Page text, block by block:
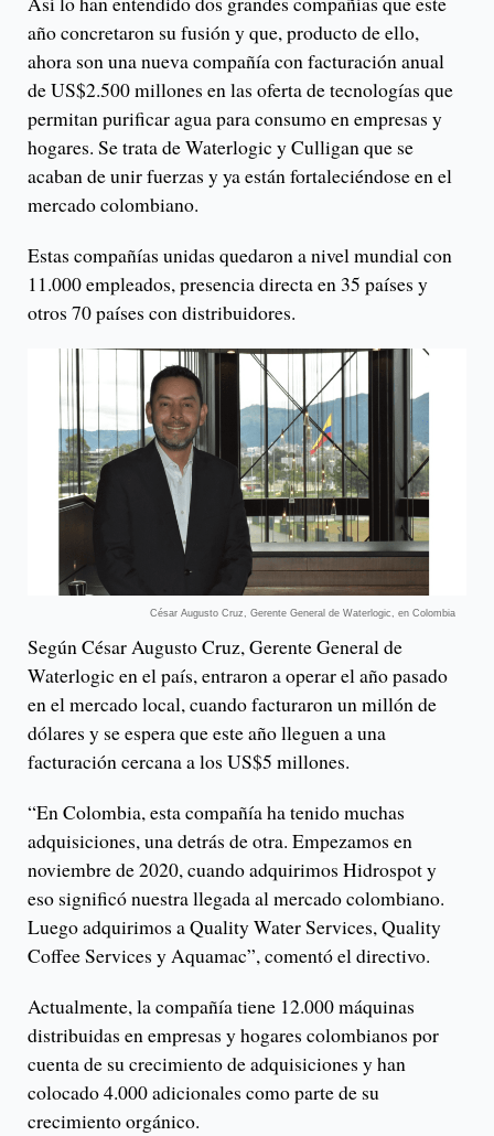
año concretaron su fusión y que, producto de ello,
ahora son una nueva compañía con facturación anual
de US$2.500 millones en las oferta de tecnologías que
permitan purificar agua para consumo en empresas y
hogares. Se trata de Waterlogic y Culligan que se
acaban de unir fuerzas y ya están fortaleciéndose en el
mercado colombiano.
Estas compañías unidas quedaron a nivel mundial con
11.000 empleados, presencia directa en 35 países y
otros 70 países con distribuidores.
César Augusto Cruz, Gerente General de Waterlogic, en Colombia
Según César Augusto Cruz, Gerente General de
Waterlogic en el país, entraron a operar el año pasado
en el mercado local, cuando facturaron un millón de
dólares y se espera que este año lleguen a una
facturación cercana a los US$5 millones.
“En Colombia, esta compañía ha tenido muchas
adquisiciones, una detrás de otra. Empezamos en
noviembre de 2020, cuando adquirimos Hidrospot y
eso significó nuestra llegada al mercado colombiano.
Luego adquirimos a Quality Water Services, Quality
Coffee Services y Aquamac”, comentó el directivo.
Actualmente, la compañía tiene 12.000 máquinas
distribuidas en empresas y hogares colombianos por
cuenta de su crecimiento de adquisiciones y han
colocado 4.000 adicionales como parte de su
crecimiento orgánico.